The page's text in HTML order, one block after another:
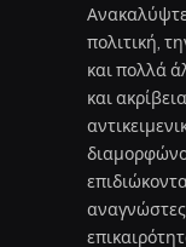
πολιτική,
και πολλά
και